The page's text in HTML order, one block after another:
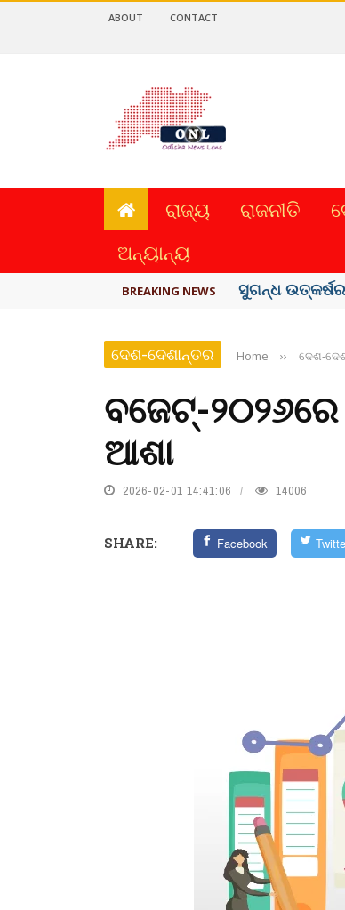
ABOUT CONTACT
ରାଜ୍ୟ ରାଜନୀତି
ଅନ୍ୟାନ୍ୟ
BREAKING NEWS ୟୁପିଆଇ ଓ
ଦେଶ-ଦେଶାନ୍ତର Home ›› ଦେଶ-
ବଜେଟ୍-
ଆଶା
2026-02-01 14:41:06 14006
SHARE: Facebook